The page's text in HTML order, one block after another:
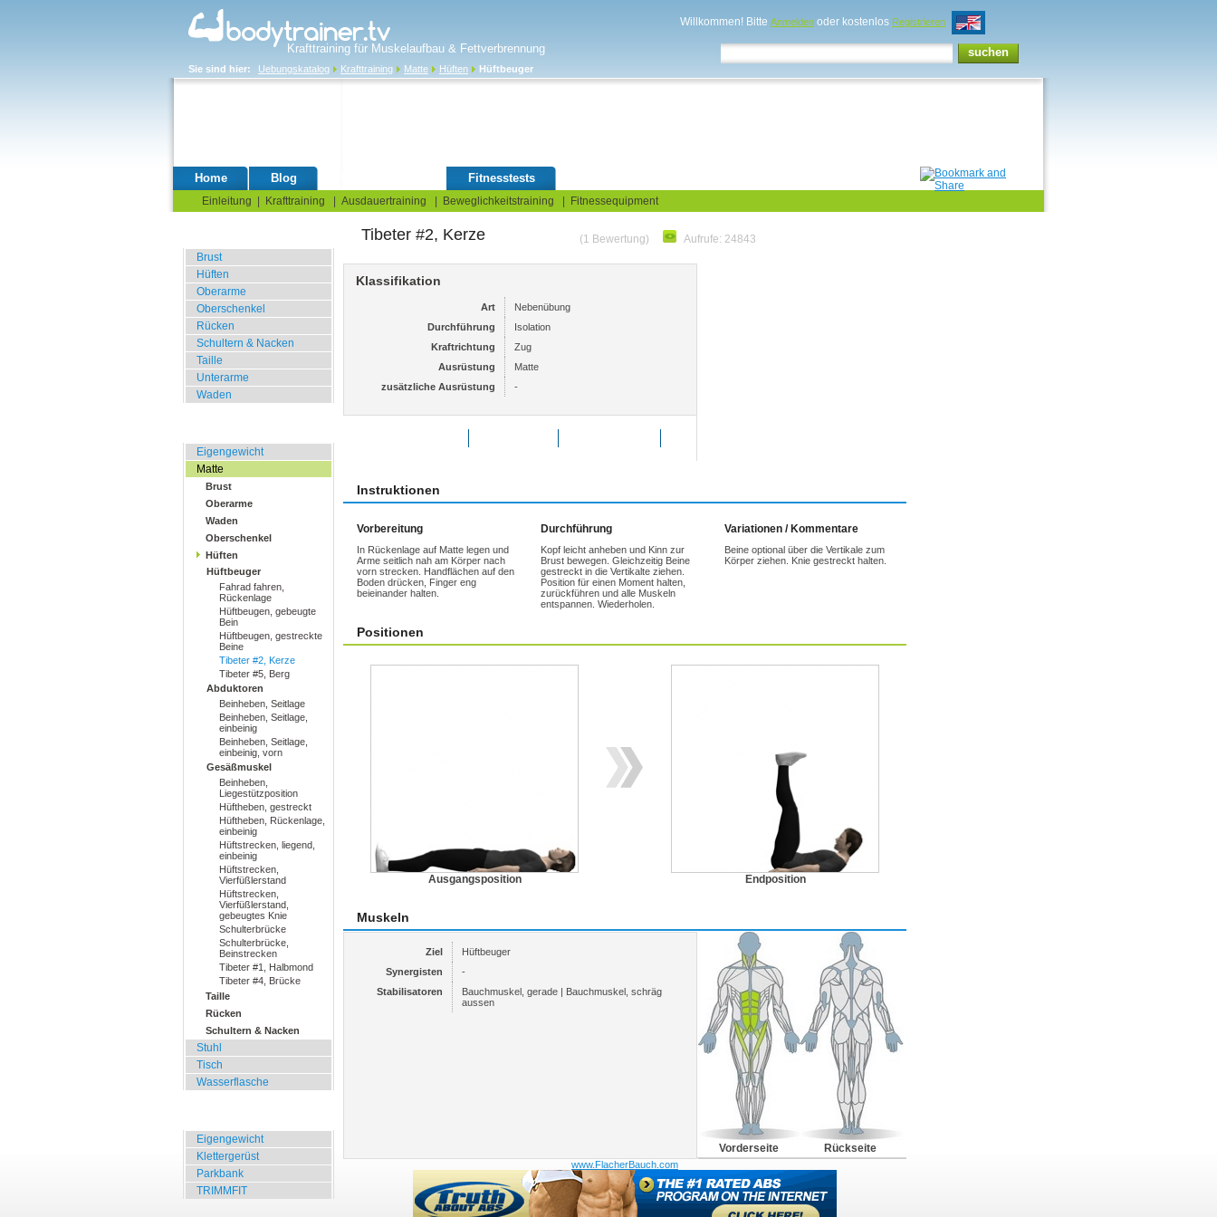
Krafttraining für Muskelaufbau & Fettverbrennung
Sie sind hier: Uebungskatalog Krafttraining Matte Hüften Hüftbeuger
Willkommen! Bitte Anmelden oder kostenlos Registrieren
Home Blog Fitnesstests
Einleitung Krafttraining Ausdauertraining Beweglichkeitstraining Fitnessequipment
Brust
Hüften
Oberarme
Oberschenkel
Rücken
Schultern & Nacken
Taille
Unterarme
Waden
Eigengewicht
Matte
Brust
Oberarme
Waden
Oberschenkel
Hüften
Hüftbeuger
Fahrad fahren,
Rückenlage
Hüftbeugen, gebeugte
Bein
Hüftbeugen, gestreckte
Beine
Tibeter #2, Kerze
Tibeter #5, Berg
Abduktoren
Beinheben, Seitlage
Beinheben, Seitlage,
einbeinig
Beinheben, Seitlage,
einbeinig, vorn
Gesäßmuskel
Beinheben,
Liegestützposition
Hüftheben, gestreckt
Hüftheben, Rückenlage,
einbeinig
Hüftstrecken, liegend,
einbeinig
Hüftstrecken,
Vierfüßlerstand
Hüftstrecken,
Vierfüßlerstand,
gebeugtes Knie
Schulterbrücke
Schulterbrücke,
Beinstrecken
Tibeter #1, Halbmond
Tibeter #4, Brücke
Taille
Rücken
Schultern & Nacken
Stuhl
Tisch
Wasserflasche
Eigengewicht
Klettergerüst
Parkbank
TRIMMFIT
Tibeter #2, Kerze (1 Bewertung) Aufrufe: 24843
Klassifikation
Art
Nebenübung
Durchführung
Isolation
Kraftrichtung
Zug
Ausrüstung
Matte
zusätzliche Ausrüstung
-
Instruktionen
Vorbereitung
In Rückenlage auf Matte legen und
Arme seitlich nah am Körper nach
vorn strecken. Handflächen auf den
Boden drücken, Finger eng
beieinander halten.
Durchführung
Kopf leicht anheben und Kinn zur
Brust bewegen. Gleichzeitig Beine
gestreckt in die Vertikalte ziehen.
Position für einen Moment halten,
zurückführen und alle Muskeln
entspannen. Wiederholen.
Variationen / Kommentare
Beine optional über die Vertikale zum
Körper ziehen. Knie gestreckt halten.
Positionen
Ausgangsposition Endposition
Muskeln
Ziel
Hüftbeuger
Synergisten
-
Stabilisatoren
Bauchmuskel, gerade | Bauchmuskel, schräg
aussen
Vorderseite Rückseite
www.FlacherBauch.com